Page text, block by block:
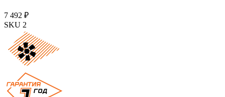
7 492 ₽
SKU 2